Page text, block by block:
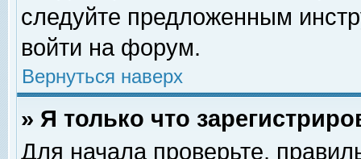
следуйте предложенным
войти на форум.
Вернуться наверх
» Я только что
Для начала проверьте,